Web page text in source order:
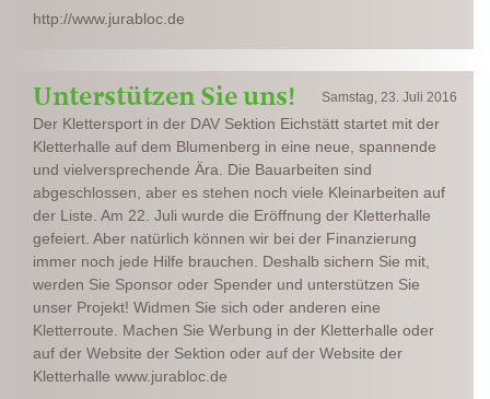
http://www.jurabloc.de
Samstag, 23. Juli 2016
Unterstützen Sie uns!
Der Klettersport in der DAV Sektion Eichstätt startet mit der
Kletterhalle auf dem Blumenberg in eine neue, spannende
und vielversprechende Ära. Die Bauarbeiten sind
abgeschlossen, aber es stehen noch viele Kleinarbeiten auf
der Liste. Am 22. Juli wurde die Eröffnung der Kletterhalle
gefeiert. Aber natürlich können wir bei der Finanzierung
immer noch jede Hilfe brauchen. Deshalb sichern Sie mit,
werden Sie Sponsor oder Spender und unterstützen Sie
unser Projekt! Widmen Sie sich oder anderen eine
Kletterroute. Machen Sie Werbung in der Kletterhalle oder
auf der Website der Sektion oder auf der Website der
Kletterhalle www.jurabloc.de